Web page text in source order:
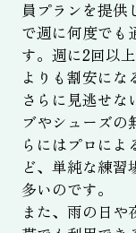
員プランを提供
で週に何度でも
す。週に2回以
よりも割安にな
さらに見逃せな
ブやシューズの
らにはプロによ
ど、単純な練
多いのです。
また、雨の日